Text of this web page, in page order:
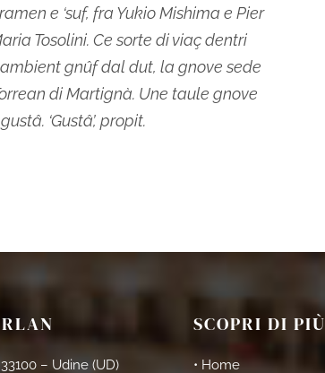
e ‘suf, fra Yukio Mishima e Pier
Tosolini. Ce sorte di viaç dentri
gnûf dal dut, la gnove sede
di Martignà. Une taule gnove
‘Gustâ’, propit.
– Udine (UD)
SCOPRI DI PIÙ
• Home